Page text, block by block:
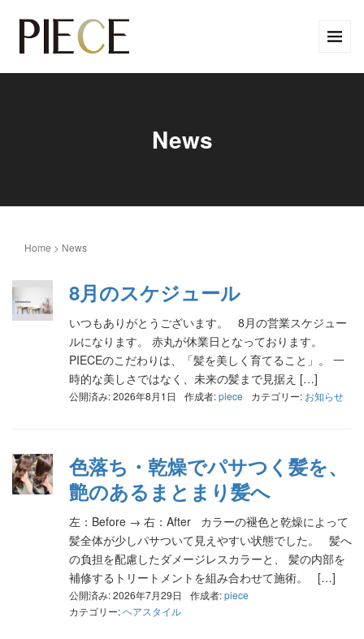
News
Home > News
8月のスケジュール
いつもありがとうございます。 8月の営業スケジュー
ルになります。 赤丸が休業日となっております。
PIECEのこだわりは、「髪を美しく育てること」。 一
時的な美しさではなく、未来の髪まで見据え […]
公開済み: 2026年8月1日 作成者:piece カテゴリー: お知らせ
色落ち・乾燥でパサつく髪を、
艶のあるまとまり髪へ
左：Before → 右：After カラーの褪色と乾燥によって
髪全体が少しパサついて見えやすい状態でした。 髪へ
の負担を配慮したダメージレスカラーと、 髪の内部を
補修するトリートメントを組み合わせて施術。 […]
公開済み: 2026年7月29日 作成者:piece
カテゴリー:ヘアスタイル